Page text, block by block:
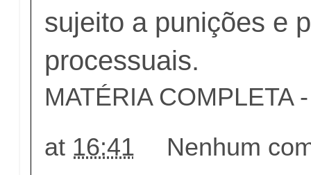
sujeito a punições e
processuais.
MATÉRIA COMPLETA
at 16:41 Nenhum